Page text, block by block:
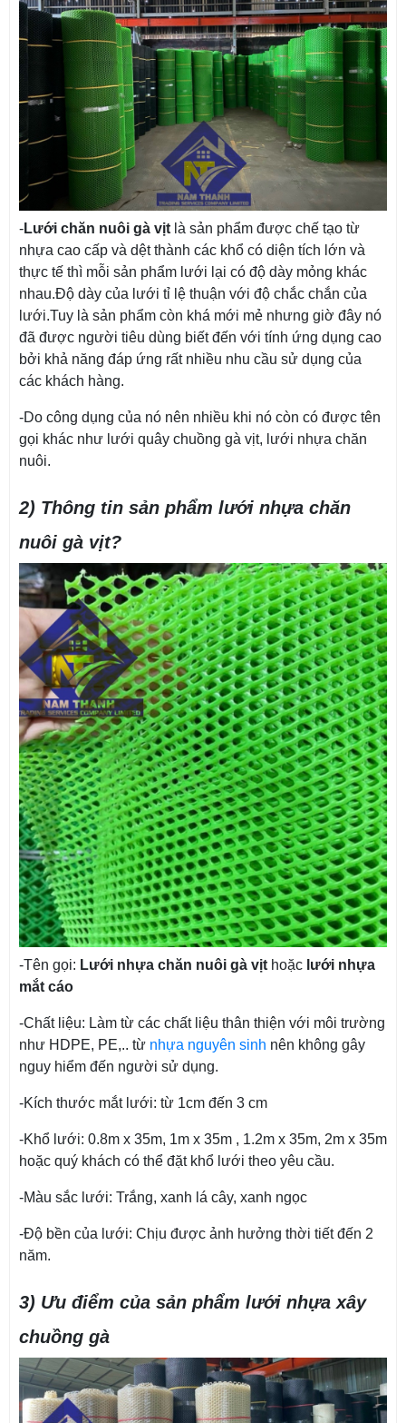
-Lưới chăn nuôi gà vịtlà sản phẩm được chế tạo từ
nhựa cao cấp và dệt thành các khổ có diện tích lớn và
thực tế thì mỗi sản phẩm lưới lại có độ dày mỏng khác
nhau.Độ dày của lưới tỉ lệ thuận với độ chắc chắn của
lưới.Tuy là sản phẩm còn khá mới mẻ nhưng giờ đây nó
đã được người tiêu dùng biết đến với tính ứng dụng cao
bởi khả năng đáp ứng rất nhiều nhu cầu sử dụng của
các khách hàng.
-Do công dụng của nó nên nhiều khi nó còn có được tên
gọi khác như lưới quây chuồng gà vịt, lưới nhựa chăn
nuôi.
2) Thông tin sản phẩm lưới nhựa chăn
nuôi gà vịt?
-Tên gọi: Lưới nhựa chăn nuôi gà vịt hoặc lưới nhựa
mắt cáo
-Chất liệu: Làm từ các chất liệu thân thiện với môi trường
như HDPE, PE,.. từ nhựa nguyên sinh nên không gây
nguy hiểm đến người sử dụng.
-Kích thước mắt lưới: từ 1cm đến 3 cm
-Khổ lưới: 0.8m x 35m, 1m x 35m , 1.2m x 35m, 2m x 35m
hoặc quý khách có thể đặt khổ lưới theo yêu cầu.
-Màu sắc lưới: Trắng, xanh lá cây, xanh ngọc
-Độ bền của lưới: Chịu được ảnh hưởng thời tiết đến 2
năm.
3) Ưu điểm của sản phẩm lưới nhựa xây
chuồng gà